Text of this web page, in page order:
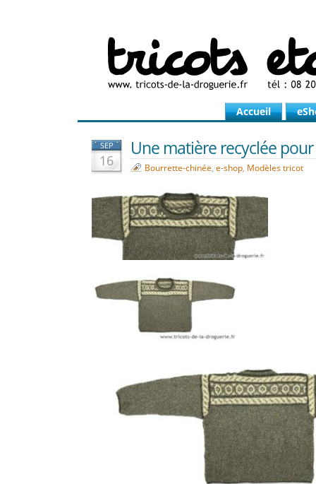
Accueil
SEP
16
Une matière recyclée
Bourrette-chinée, e-shop, Modèles tricot